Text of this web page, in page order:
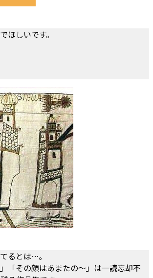
ほしいです。
るとは…｡
」「その顔はあまたの～」は一読忘却不